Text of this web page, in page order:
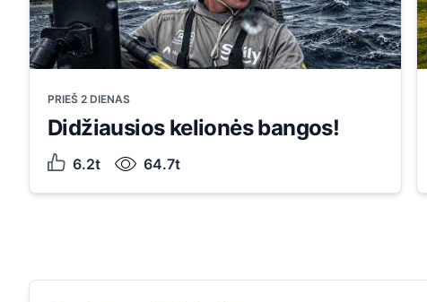
PRIEŠ 2 DIENAS
Didžiausios kelionės bangos!
6.2t 64.7t